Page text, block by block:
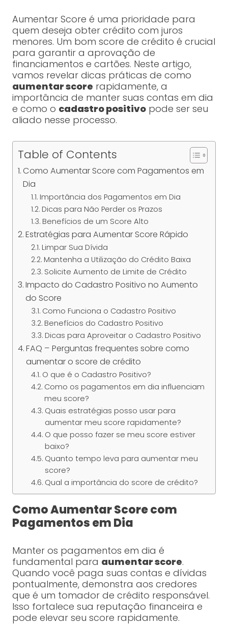
Aumentar Score é uma prioridade para
quem deseja obter crédito com juros
menores. Um bom score de crédito é crucial
para garantir a aprovação de
financiamentos e cartões. Neste artigo,
vamos revelar dicas práticas de como
aumentar score rapidamente, a
importância de manter suas contas em dia
e como o cadastro positivopode ser seu
aliado nesse processo.
Table of Contents
Como Aumentar Score com Pagamentos em
Dia
Importância dos Pagamentos em Dia
Dicas para Não Perder os Prazos
Benefícios de um Score Alto
Estratégias para Aumentar Score Rápido
Limpar Sua Dívida
Mantenha a Utilização do Crédito Baixa
Solicite Aumento de Limite de Crédito
Impacto do Cadastro Positivo no Aumento
do Score
Como Funciona o Cadastro Positivo
Benefícios do Cadastro Positivo
Dicas para Aproveitar o Cadastro Positivo
FAQ – Perguntas frequentes sobre como
aumentar o score de crédito
O que é o Cadastro Positivo?
Como os pagamentos em dia influenciam
meu score?
Quais estratégias posso usar para
aumentar meu score rapidamente?
O que posso fazer se meu score estiver
baixo?
Quanto tempo leva para aumentar meu
score?
Qual a importância do score de crédito?
Como Aumentar Score com
Pagamentos em Dia
Manter os pagamentos em dia é
fundamental para aumentar score.
Quando você paga suas contas e dívidas
pontualmente, demonstra aos credores
que é um tomador de crédito responsável.
Isso fortalece sua reputação financeira e
pode elevar seu score rapidamente.